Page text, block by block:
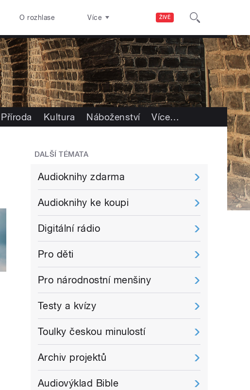
ŽIVĚ
O rozhlase Více
Příroda Kultura Náboženství Více…
DALŠÍ TÉMATA
Audioknihy zdarma
Audioknihy ke koupi
Digitální rádio
Pro děti
Pro národnostní menšiny
Testy a kvízy
Toulky českou minulostí
Archiv projektů
Audiovýklad Bible